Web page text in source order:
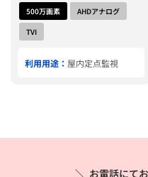
500万画素
AHDアナログ
TVI
利用用途： 屋内定点監視
＼ お電話にて